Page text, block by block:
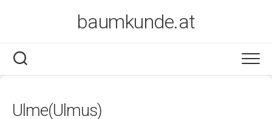
baumkunde.at
Ulme(Ulmus)